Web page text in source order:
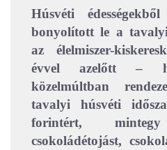
Húsvéti
bonyolított le a
az élelmiszer-
évvel azelőtt –
közelmúltban
tavalyi húsvéti
forintért,
csokoládétojást,